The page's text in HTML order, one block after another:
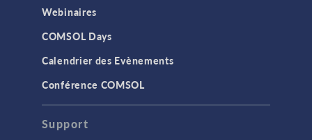
Webinaires
COMSOL Days
Calendrier des Evènements
Conférence COMSOL
Support